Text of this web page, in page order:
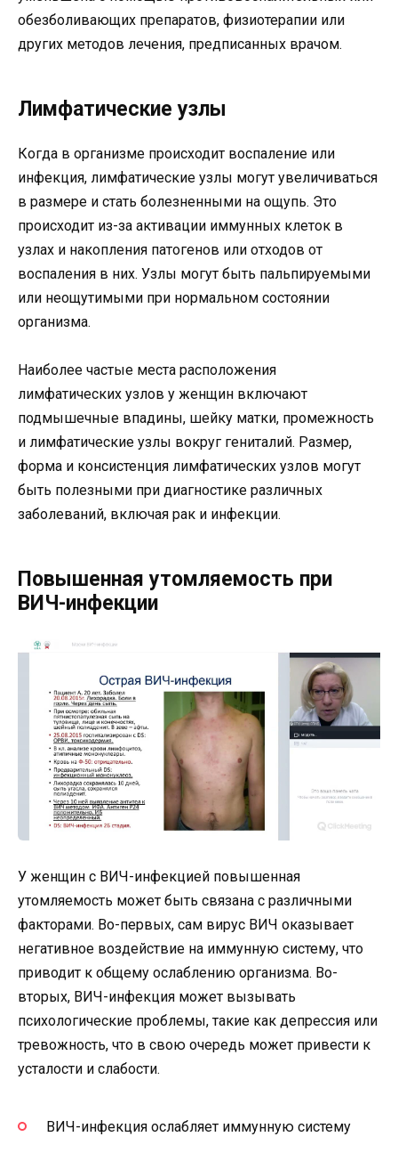
обезболивающих препаратов, физиотерапии или
других методов лечения, предписанных врачом.
Лимфатические узлы
Когда в организме происходит воспаление или
инфекция, лимфатические узлы могут увеличиваться
в размере и стать болезненными на ощупь. Это
происходит из-за активации иммунных клеток в
узлах и накопления патогенов или отходов от
воспаления в них. Узлы могут быть пальпируемыми
или неощутимыми при нормальном состоянии
организма.
Наиболее частые места расположения
лимфатических узлов у женщин включают
подмышечные впадины, шейку матки, промежность
и лимфатические узлы вокруг гениталий. Размер,
форма и консистенция лимфатических узлов могут
быть полезными при диагностике различных
заболеваний, включая рак и инфекции.
Повышенная утомляемость при
ВИЧ-инфекции
У женщин с ВИЧ-инфекцией повышенная
утомляемость может быть связана с различными
факторами. Во-первых, сам вирус ВИЧ оказывает
негативное воздействие на иммунную систему, что
приводит к общему ослаблению организма. Во-
вторых, ВИЧ-инфекция может вызывать
психологические проблемы, такие как депрессия или
тревожность, что в свою очередь может привести к
усталости и слабости.
ВИЧ-инфекция ослабляет иммунную систему